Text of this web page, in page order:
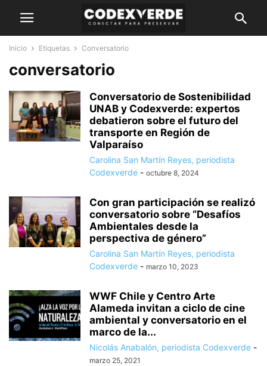
Inicio Etiquetas Conversatorio
conversatorio
Conversatorio de Sostenibilidad
UNAB y Codexverde: expertos
debatieron sobre el futuro del
transporte en Región de
Valparaíso
Carolina San Martín Reyes, periodista
Codexverde - octubre 8, 2024
Con gran participación se realizó
conversatorio sobre “Desafíos
Ambientales desde la
perspectiva de género”
Carolina San Martín Reyes, periodista
Codexverde - marzo 10, 2023
WWF Chile y Centro Arte
Alameda invitan a ciclo de cine
ambiental y conversatorio en el
marco de la...
Nicolás Anabalón, periodista Codexverde -
marzo 25, 2021